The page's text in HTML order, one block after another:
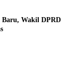
Baru, Wakil DPRD